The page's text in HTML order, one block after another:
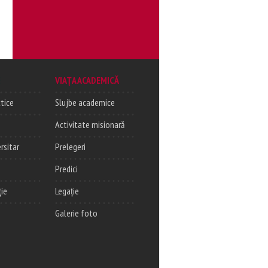
VIAȚA ACADEMICĂ
Slujbe academice
Activitate misionară
Prelegeri
Predici
Legație
Galerie foto